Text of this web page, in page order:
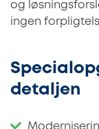
og
ingen
detaljen